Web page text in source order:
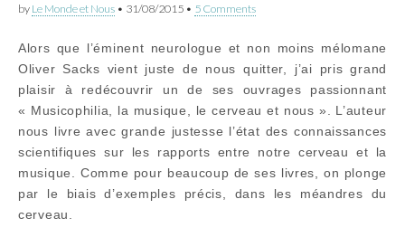
by Le Monde et Nous • 31/08/2015 • 5 Comments
Alors que l’éminent neurologue et non moins mélomane
Oliver Sacks vient juste de nous quitter, j’ai pris grand
plaisir à redécouvrir un de ses ouvrages passionnant
« Musicophilia, la musique, le cerveau et nous ». L’auteur
nous livre avec grande justesse l’état des connaissances
scientifiques sur les rapports entre notre cerveau et la
musique. Comme pour beaucoup de ses livres, on plonge
par le biais d’exemples précis, dans les méandres du
cerveau.